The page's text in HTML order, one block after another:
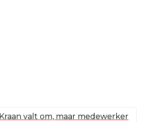
Kraan valt om, maar medewerker